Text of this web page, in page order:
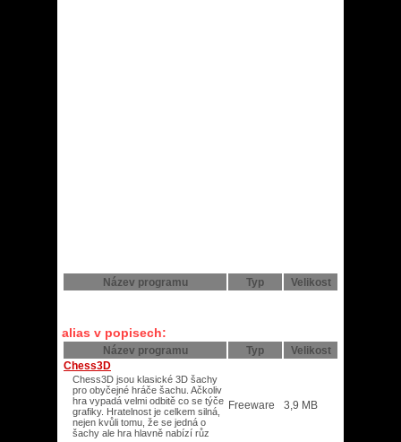
Název programu Typ Velikost
alias v popisech:
Název programu Typ
Velikost
Chess3D
Chess3D jsou klasické 3D šachy
pro obyčejné hráče šachu. Ačkoliv
hra vypadá velmi odbitě co se týče
grafiky. Hratelnost je celkem silná,
nejen kvůli tomu, že se jedná o
šachy ale hra hlavně nabízí růz
Freeware 3,9 MB